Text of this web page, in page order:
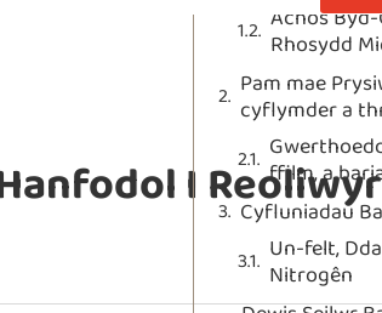
I
Achos
Rhosydd
Pam mae
cyflymder a
ffilm, a
Cyfluniadau
Un-felt,
Nitrogên